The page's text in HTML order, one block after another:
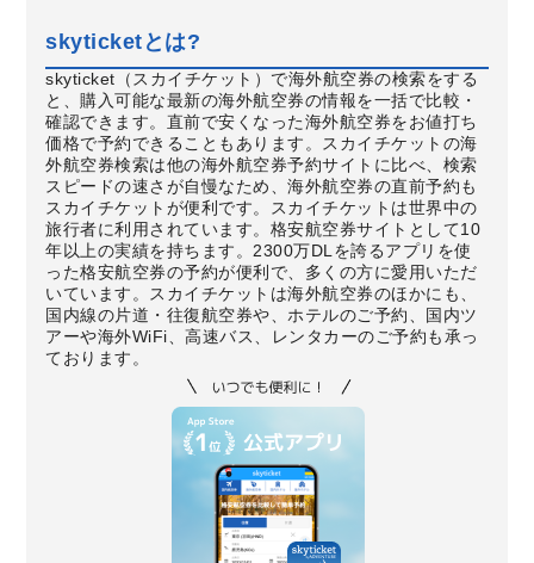
skyticketとは?
skyticket（スカイチケット）で海外航空券の検索をする
と、購入可能な最新の海外航空券の情報を一括で比較・
確認できます。直前で安くなった海外航空券をお値打ち
価格で予約できることもあります。スカイチケットの海
外航空券検索は他の海外航空券予約サイトに比べ、検索
スピードの速さが自慢なため、海外航空券の直前予約も
スカイチケットが便利です。スカイチケットは世界中の
旅行者に利用されています。格安航空券サイトとして10
年以上の実績を持ちます。2300万DLを誇るアプリを使
った格安航空券の予約が便利で、多くの方に愛用いただ
いています。スカイチケットは海外航空券のほかにも、
国内線の片道・往復航空券や、ホテルのご予約、国内ツ
アーや海外WiFi、高速バス、レンタカーのご予約も承っ
ております。